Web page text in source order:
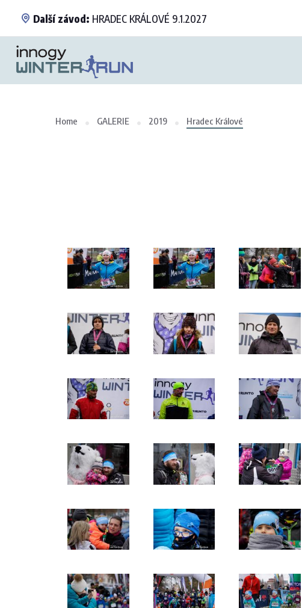
Další závod: HRADEC KRÁLOVÉ 9.1.2027
Home GALERIE 2019 Hradec Králové